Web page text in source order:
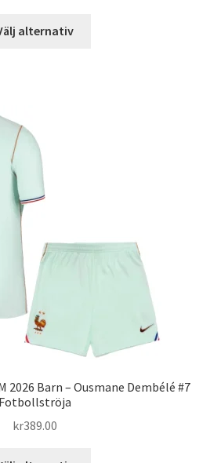
alternativ
produktsidan
Barn – Ousmane Dembélé #7
Fotbollströja
kr389.00